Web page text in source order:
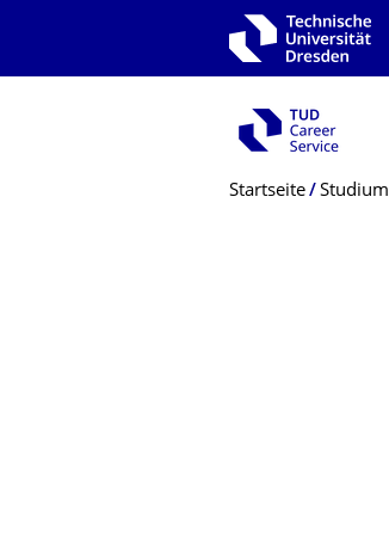
Zur Hauptnavigation springen
Breadcrumb-Menü
Startseite Studium